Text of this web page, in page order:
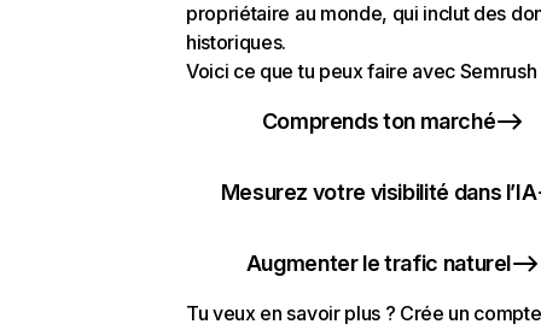
propriétaire au monde, qui inclut des
historiques.
Voici ce que tu peux faire avec Semrush
Comprends ton marché
Mesurez votre visibilité dans l’IA
Augmenter le trafic naturel
Tu veux en savoir plus ? Crée un compte